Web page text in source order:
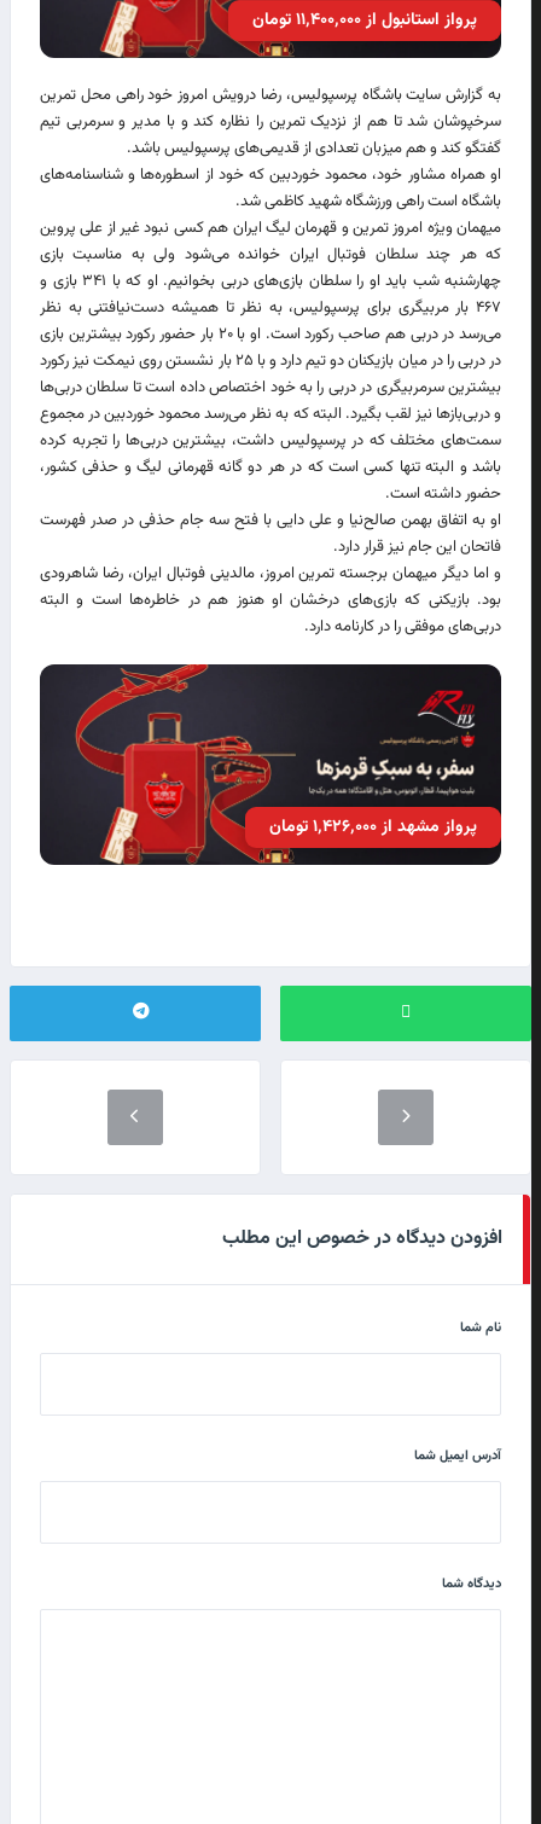
پرواز استانبول از ۱۱٬۴۰۰٬۰۰۰ تومان
به گزارش سایت باشگاه پرسپولیس، رضا درویش امروز خود راهی محل تمرین
سرخپوشان شد تا هم از نزدیک تمرین را نظاره کند و با مدیر و سرمربی تیم
گفتگو کند و هم میزبان تعدادی از قدیمی‌های پرسپولیس باشد.
او همراه مشاور خود، محمود خوردبین که خود از اسطوره‌ها و شناسنامه‌های
باشگاه است راهی ورزشگاه شهید کاظمی شد.
میهمان ویژه امروز تمرین و قهرمان لیگ ایران هم کسی نبود غیر از علی پروین
که هر چند سلطان فوتبال ایران خوانده می‌شود ولی به مناسبت بازی
چهارشنبه شب باید او را سلطان بازی‌های دربی بخوانیم. او که با ۳۴۱ بازی و
۴۶۷ بار مربیگری برای پرسپولیس، به نظر تا همیشه دست‌نیافتنی به نظر
می‌رسد در دربی هم صاحب رکورد است. او با ۲۰ بار حضور رکورد بیشترین بازی
در دربی را در میان بازیکنان دو تیم دارد و با ۲۵ بار نشستن روی نیمکت نیز رکورد
بیشترین سرمربیگری در دربی را به خود اختصاص داده است تا سلطان دربی‌ها
و دربی‌بازها نیز لقب بگیرد. البته که به نظر می‌رسد محمود خوردبین در مجموع
سمت‌های مختلف که در پرسپولیس داشت، بیشترین دربی‌ها را تجربه کرده
باشد و البته تنها کسی است که در هر دو گانه قهرمانی لیگ و حذفی کشور،
حضور داشته است.
او به اتفاق بهمن صالح‌نیا و علی دایی با فتح سه جام حذفی در صدر فهرست
فاتحان این جام نیز قرار دارد.
و اما دیگر میهمان برجسته تمرین امروز، مالدینی فوتبال ایران، رضا شاهرودی
بود. بازیکنی که بازی‌های درخشان او هنوز هم در خاطره‌ها است و البته
دربی‌های موفقی را در کارنامه دارد.
پرواز مشهد از ۱٬۴۲۶٬۰۰۰ تومان
افزودن دیدگاه در خصوص این مطلب
نام شما
آدرس ایمیل شما
دیدگاه شما